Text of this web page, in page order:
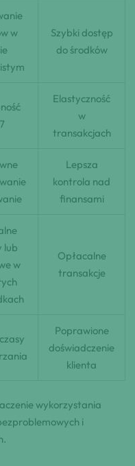
w
Szybki dostęp
do środków
Elastyczność
w
transakcjach
Lepsza
kontrola nad
finansami
lub
w
Opłacalne
transakcje
Poprawione
doświadczenie
klienta
wykorzystania
i